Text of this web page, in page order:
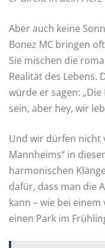
Aber auch keine
Bonez MC bringen
Sie mischen die
Realität des Lebens.
würde er sagen:
sein, aber hey, wir
Und wir dürfen nicht
Mannheims“ in
harmonischen
dafür, dass man die
kann – wie bei
einen Park im